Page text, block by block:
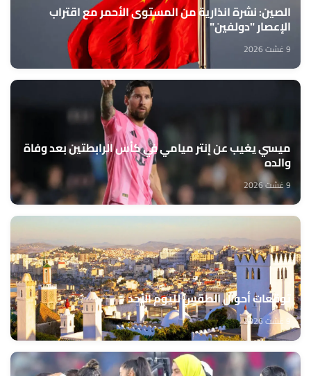
الصين: نشرة انذارية من المستوى الأحمر مع اقتراب
الإعصار "دولفين"
9 غشت 2026
ميسي يغيب عن إنتر ميامي في كأس الرابطتين بعد وفاة
والده
9 غشت 2026
توقعات أحوال الطقس لليوم الأحد
9 غشت 2026